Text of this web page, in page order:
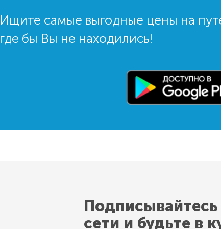
Ищите самые выгодные цены на
где бы Вы не находились!
сети и будьте в